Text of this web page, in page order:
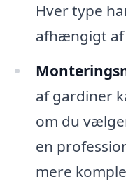
Hver type
afhængigt af
af gardiner
om du
en
mere